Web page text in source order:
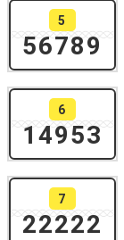
5
56789
6
14953
7
22222